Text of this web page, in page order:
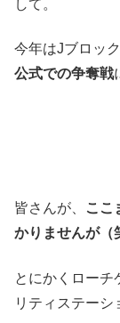
して。
今年はJブロッ
公式での争奪戦
皆さんが、
ここ
かりませんが（
とにかくローチ
リティステーシ